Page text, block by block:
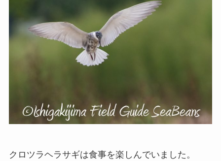
クロツラヘラサギは食事を楽しんでいました。